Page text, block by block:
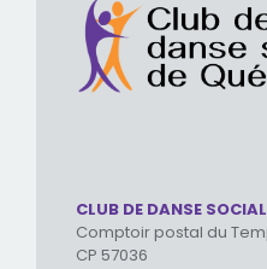
CLUB DE DANSE
Comptoir postal du
CP 57036